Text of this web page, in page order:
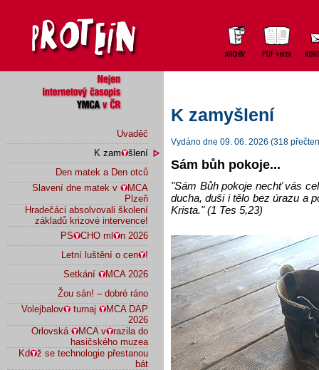
Uvaděč
K zam
šlení
Den matek a Den otců
Slavení dne matek v
MCA
Plzeň
Hradečáci absolvovali školení
základů krizové intervence!
PS
CHO ml
n 2026
Letní luštění o cen
!
Setkání
MCA 2026
Žou sán! – dobré ráno
Volejbalov
turnaj
MCA DAP
2026
Orlovská
MCA v
razila do
hasičského muzea
Kd
ž se technologie přestanou
bát
K zamyšlení
Vydáno dne 09. 06. 2026 (318
Sám bůh pokoje...
"Sám Bůh pokoje nechť vás
ducha, duši i tělo bez úrazu a
Krista." (1 Tes 5,23)